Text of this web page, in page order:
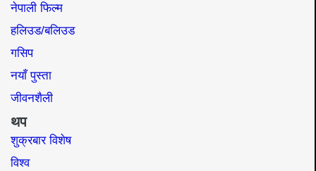
नेपाली फिल्म
हलिउड/बलिउड
गसिप
नयाँ पुस्ता
जीवनशैली
थप
शुक्रबार विशेष
विश्व